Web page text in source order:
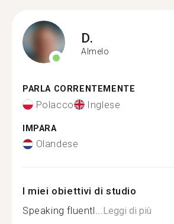
D.
Almelo
PARLA CORRENTEMENTE
Polacco Inglese
IMPARA
Olandese
I miei obiettivi di studio
Speaking fluentl...Leggi di più